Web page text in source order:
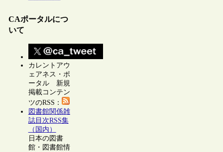
CAポータルにつ
いて
カレントアウ
ェアネス・ポ
ータル 新規
掲載コンテン
ツのRSS：
図書館関係雑
誌目次RSS集
（国内）
日本の図書
館・図書館情